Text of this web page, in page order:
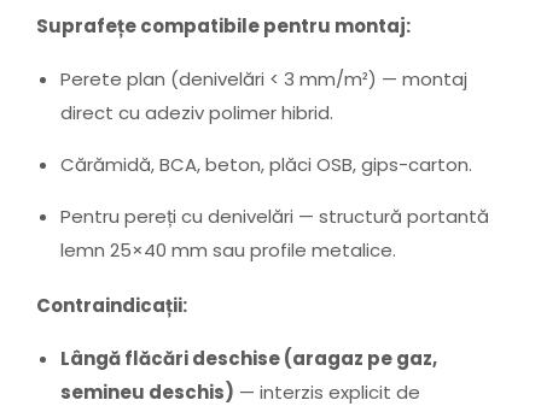
Suprafețe compatibile pentru montaj:
Perete plan (denivelări < 3 mm/m²) — montaj
direct cu adeziv polimer hibrid.
Cărămidă, BCA, beton, plăci OSB, gips-carton.
Pentru pereți cu denivelări — structură portantă
lemn 25×40 mm sau profile metalice.
Contraindicații:
Lângă flăcări deschise (aragaz pe gaz,
semineu deschis) — interzis explicit de